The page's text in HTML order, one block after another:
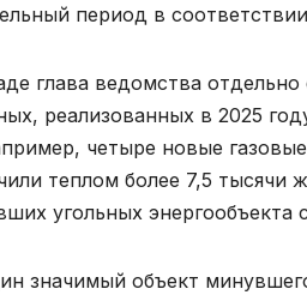
период в
глава ведомства
реализованных в 2025
четыре новые
теплом более 7,5 тысячи
угольных
значимый объект